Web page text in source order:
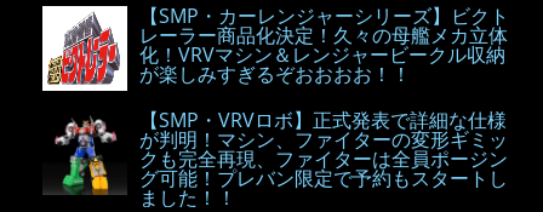
【SMP・カーレンジャーシリーズ】ビクト
レーラー商品化決定！久々の母艦メカ立体
化！VRVマシン＆レンジャービークル収納
が楽しみすぎるぞおおおお！！
【SMP・VRVロボ】正式発表で詳細な仕様
が判明！マシン、ファイターの変形ギミッ
クも完全再現、ファイターは全員ポージン
グ可能！プレバン限定で予約もスタートし
ました！！